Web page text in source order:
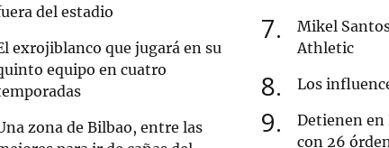
del estadio
exrojiblanco que jugará en su
equipo en cuatro
zona de Bilbao, entre las
7
Mikel
Athletic
8 Los
9
Detienen en
con 26